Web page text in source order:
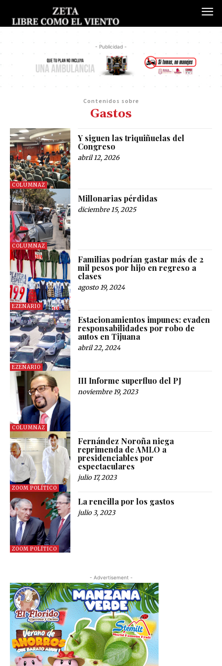
- Publicidad -
Contenidos sobre
Gastos
COLUMNAZ
Y siguen las triquiñuelas del
Congreso
abril 12, 2026
COLUMNAZ
Millonarias pérdidas
diciembre 15, 2025
EZENARIO
Familias podrían gastar más de 2
mil pesos por hijo en regreso a
clases
agosto 19, 2024
EZENARIO
Estacionamientos impunes: evaden
responsabilidades por robo de
autos en Tijuana
abril 22, 2024
COLUMNAZ
III Informe superfluo del PJ
noviembre 19, 2023
ZOOM POLÍTICO
Fernández Noroña niega
reprimenda de AMLO a
presidenciables por
espectaculares
julio 17, 2023
ZOOM POLÍTICO
La rencilla por los gastos
julio 3, 2023
- Advertisement -